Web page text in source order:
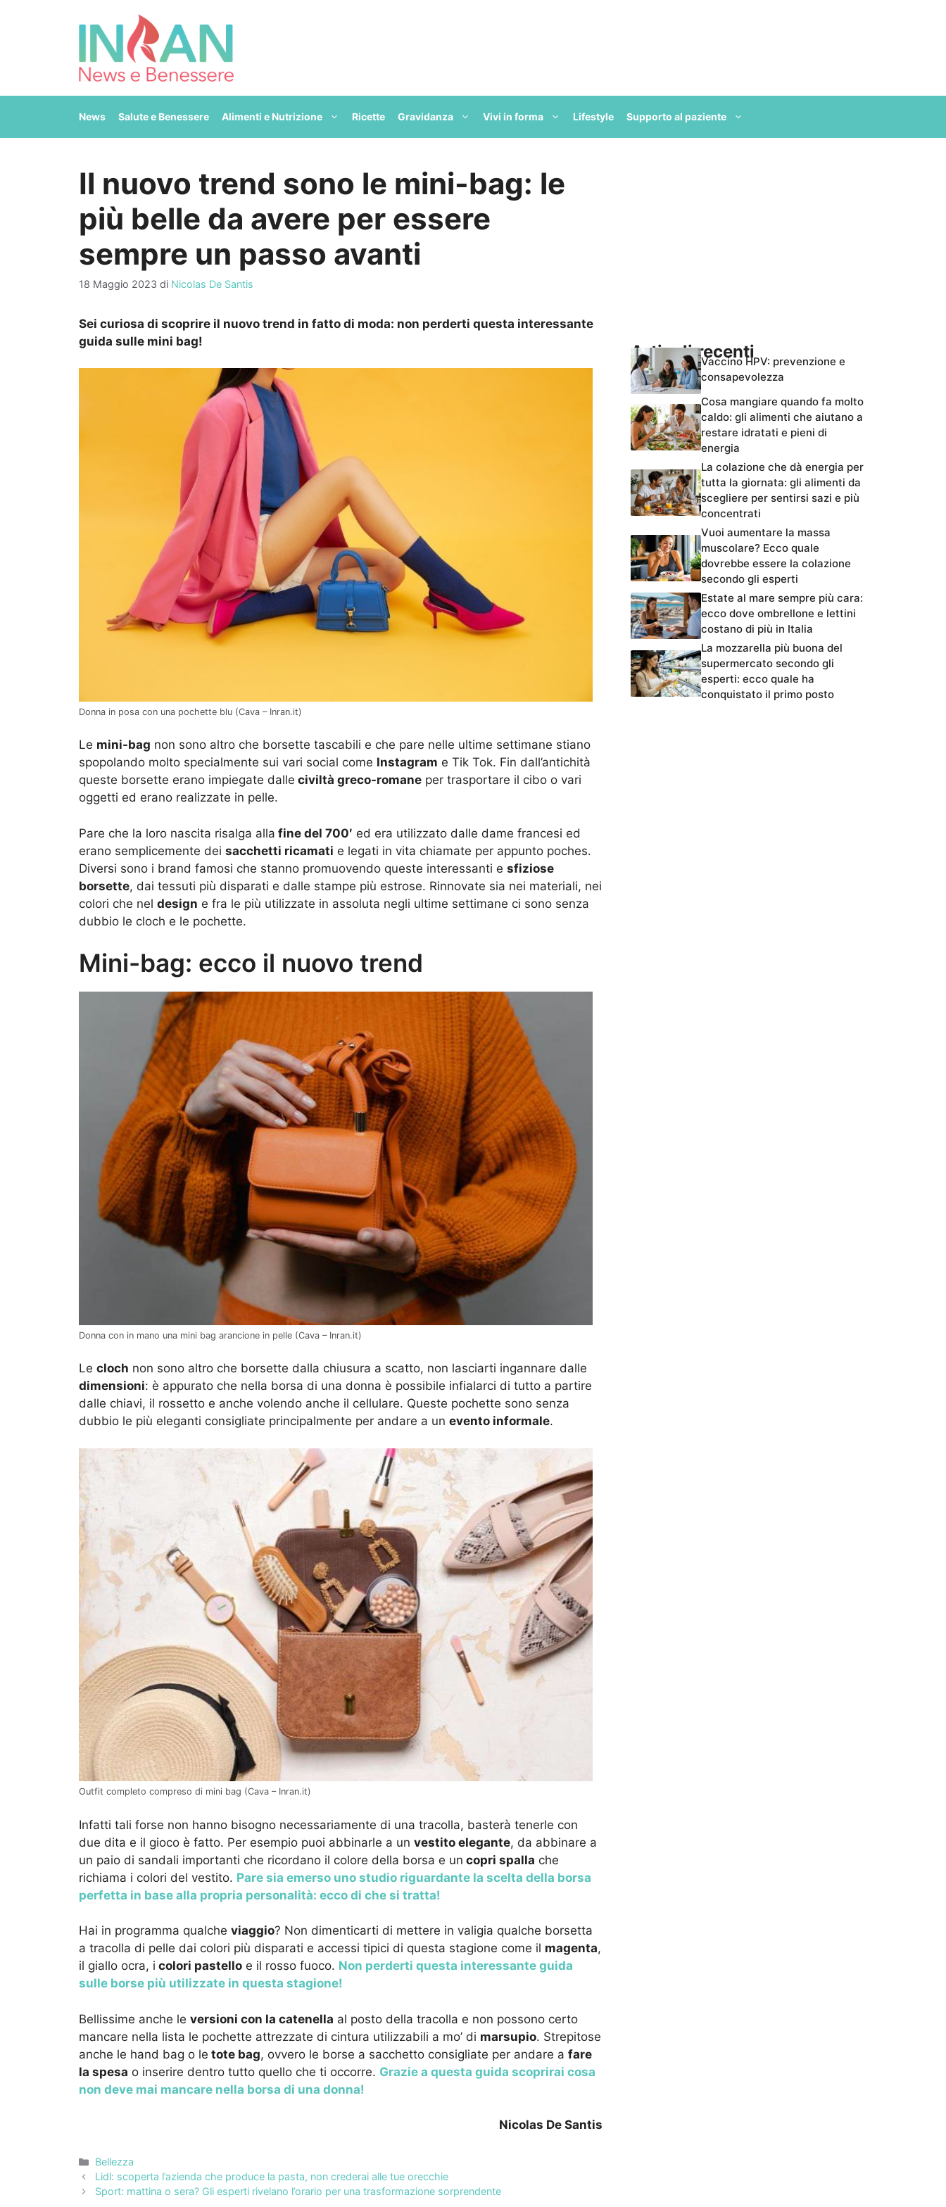
News Salute e Benessere Alimenti e Nutrizione Ricette Gravidanza Vivi in forma Lifestyle Supporto al paziente
Il nuovo trend sono le mini-bag: le
più belle da avere per essere
sempre un passo avanti
18 Maggio 2023 di Nicolas De Santis
Sei curiosa di scoprire il nuovo trend in fatto di moda: non perderti questa interessante
guida sulle mini bag!
Donna in posa con una pochette blu (Cava – Inran.it)
Le mini-bag non sono altro che borsette tascabili e che pare nelle ultime settimane stiano
spopolando molto specialmente sui vari social come Instagram e Tik Tok. Fin dall’antichità
queste borsette erano impiegate dalle civiltà greco-romane per trasportare il cibo o vari
oggetti ed erano realizzate in pelle.
Pare che la loro nascita risalga alla fine del 700′ ed era utilizzato dalle dame francesi ed
erano semplicemente dei sacchetti ricamati e legati in vita chiamate per appunto poches.
Diversi sono i brand famosi che stanno promuovendo queste interessanti e sfiziose
borsette, dai tessuti più disparati e dalle stampe più estrose. Rinnovate sia nei materiali, nei
colori che nel design e fra le più utilizzate in assoluta negli ultime settimane ci sono senza
dubbio le cloch e le pochette.
Mini-bag: ecco il nuovo trend
Donna con in mano una mini bag arancione in pelle (Cava – Inran.it)
Le cloch non sono altro che borsette dalla chiusura a scatto, non lasciarti ingannare dalle
dimensioni: è appurato che nella borsa di una donna è possibile infialarci di tutto a partire
dalle chiavi, il rossetto e anche volendo anche il cellulare. Queste pochette sono senza
dubbio le più eleganti consigliate principalmente per andare a un evento informale.
Outfit completo compreso di mini bag (Cava – Inran.it)
Infatti tali forse non hanno bisogno necessariamente di una tracolla, basterà tenerle con
due dita e il gioco è fatto. Per esempio puoi abbinarle a un vestito elegante, da abbinare a
un paio di sandali importanti che ricordano il colore della borsa e un copri spalla che
richiama i colori del vestito. Pare sia emerso uno studio riguardante la scelta della borsa
perfetta in base alla propria personalità: ecco di che si tratta!
Hai in programma qualche viaggio? Non dimenticarti di mettere in valigia qualche borsetta
a tracolla di pelle dai colori più disparati e accessi tipici di questa stagione come il magenta,
il giallo ocra, i colori pastello e il rosso fuoco. Non perderti questa interessante guida
sulle borse più utilizzate in questa stagione!
Bellissime anche le versioni con la catenella al posto della tracolla e non possono certo
mancare nella lista le pochette attrezzate di cintura utilizzabili a mo’ di marsupio. Strepitose
anche le hand bag o le tote bag, ovvero le borse a sacchetto consigliate per andare a fare
la spesa o inserire dentro tutto quello che ti occorre. Grazie a questa guida scoprirai cosa
non deve mai mancare nella borsa di una donna!
Nicolas De Santis
Categorie
Bellezza
Lidl: scoperta l’azienda che produce la pasta, non crederai alle tue orecchie
Sport: mattina o sera? Gli esperti rivelano l’orario per una trasformazione sorprendente
Articoli recentiVaccino HPV: prevenzione e
consapevolezza
Cosa mangiare quando fa molto
caldo: gli alimenti che aiutano a
restare idratati e pieni di
energia
La colazione che dà energia per
tutta la giornata: gli alimenti da
scegliere per sentirsi sazi e più
concentrati
Vuoi aumentare la massa
muscolare? Ecco quale
dovrebbe essere la colazione
secondo gli esperti
Estate al mare sempre più cara:
ecco dove ombrellone e lettini
costano di più in Italia
La mozzarella più buona del
supermercato secondo gli
esperti: ecco quale ha
conquistato il primo posto